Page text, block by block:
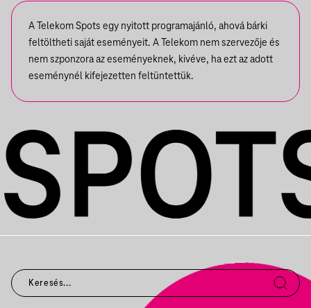
A Telekom Spots egy nyitott programajánló, ahová bárki
feltöltheti saját eseményeit. A Telekom nem szervezője és
nem szponzora az eseményeknek, kivéve, ha ezt az adott
eseménynél kifejezetten feltüntettük.